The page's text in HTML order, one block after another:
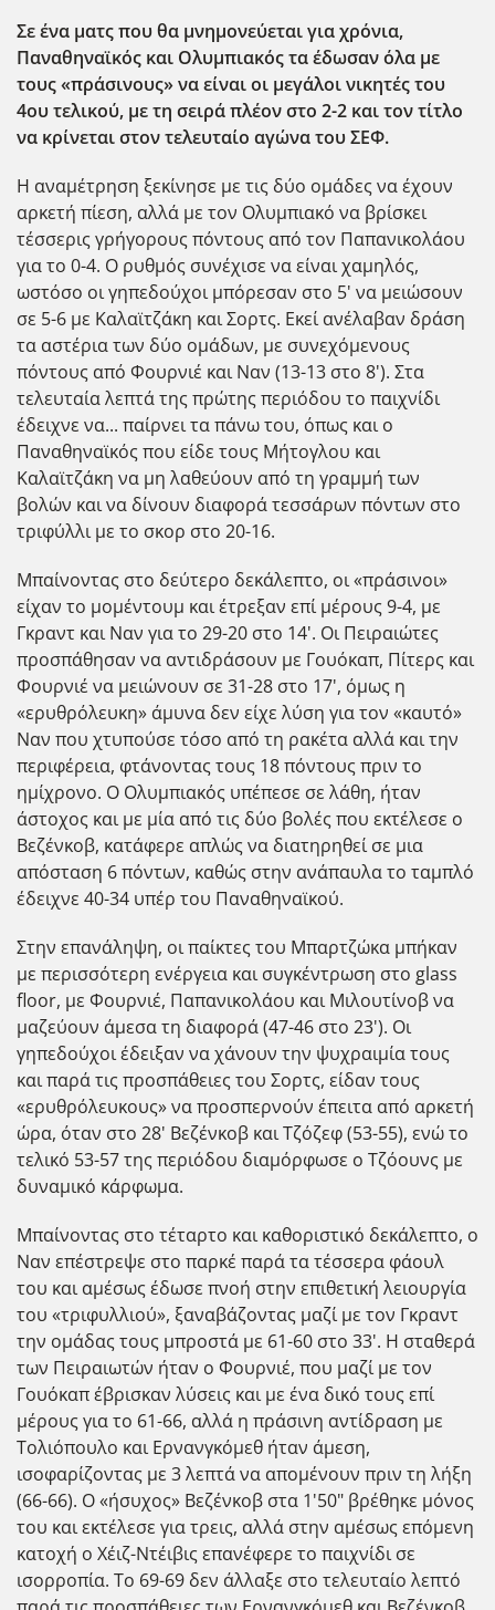
Σε ένα ματς που θα μνημονεύεται για χρόνια,
Παναθηναϊκός και Ολυμπιακός τα έδωσαν όλα με
τους «πράσινους» να είναι οι μεγάλοι νικητές του
4ου τελικού, με τη σειρά πλέον στο 2-2 και τον τίτλο
να κρίνεται στον τελευταίο αγώνα του ΣΕΦ.
Η αναμέτρηση ξεκίνησε με τις δύο ομάδες να έχουν
αρκετή πίεση, αλλά με τον Ολυμπιακό να βρίσκει
τέσσερις γρήγορους πόντους από τον Παπανικολάου
για το 0-4. Ο ρυθμός συνέχισε να είναι χαμηλός,
ωστόσο οι γηπεδούχοι μπόρεσαν στο 5' να μειώσουν
σε 5-6 με Καλαϊτζάκη και Σορτς. Εκεί ανέλαβαν δράση
τα αστέρια των δύο ομάδων, με συνεχόμενους
πόντους από Φουρνιέ και Ναν (13-13 στο 8'). Στα
τελευταία λεπτά της πρώτης περιόδου το παιχνίδι
έδειχνε να... παίρνει τα πάνω του, όπως και ο
Παναθηναϊκός που είδε τους Μήτογλου και
Καλαϊτζάκη να μη λαθεύουν από τη γραμμή των
βολών και να δίνουν διαφορά τεσσάρων πόντων στο
τριφύλλι με το σκορ στο 20-16.
Μπαίνοντας στο δεύτερο δεκάλεπτο, οι «πράσινοι»
είχαν το μομέντουμ και έτρεξαν επί μέρους 9-4, με
Γκραντ και Ναν για το 29-20 στο 14'. Οι Πειραιώτες
προσπάθησαν να αντιδράσουν με Γουόκαπ, Πίτερς και
Φουρνιέ να μειώνουν σε 31-28 στο 17', όμως η
«ερυθρόλευκη» άμυνα δεν είχε λύση για τον «καυτό»
Ναν που χτυπούσε τόσο από τη ρακέτα αλλά και την
περιφέρεια, φτάνοντας τους 18 πόντους πριν το
ημίχρονο. Ο Ολυμπιακ΄ος υπέπεσε σε λάθη, ήταν
άστοχος και με μία από τις δύο βολές που εκτέλεσε ο
Βεζένκοβ, κατάφερε απλώς να διατηρηθεί σε μια
απόσταση 6 πόντων, καθώς στην ανάπαυλα το ταμπλό
έδειχνε 40-34 υπέρ του Παναθηναϊκού.
Στην επανάληψη, οι παίκτες του Μπαρτζώκα μπήκαν
με περισσότερη ενέργεια και συγκέντρωση στο glass
floor, με Φουρνιέ, Παπανικολάου και Μιλουτίνοβ να
μαζεύουν άμεσα τη διαφορά (47-46 στο 23'). Οι
γηπεδούχοι έδειξαν να χάνουν την ψυχραιμία τους
και παρά τις προσπάθειες του Σορτς, είδαν τους
«ερυθρόλευκους» να προσπερνούν έπειτα από αρκετή
ώρα, όταν στο 28' Βεζένκοβ και Τζόζεφ (53-55), ενώ το
τελικό 53-57 της περιόδου διαμόρφωσε ο Τζόουνς με
δυναμικό κάρφωμα.
Μπαίνοντας στο τέταρτο και καθοριστικό δεκάλεπτο, ο
Ναν επέστρεψε στο παρκέ παρά τα τέσσερα φάουλ
του και αμέσως έδωσε πνοή στην επιθετική λειουργία
του «τριφυλλιού», ξαναβάζοντας μαζί με τον Γκραντ
την ομάδας τους μπροστά με 61-60 στο 33'. Η σταθερά
των Πειραιωτών ήταν ο Φουρνιέ, που μαζί με τον
Γουόκαπ έβρισκαν λύσεις και με ένα δικό τους επί
μέρους για το 61-66, αλλά η πράσινη αντίδραση με
Τολιόπουλο και Ερνανγκόμεθ ήταν άμεση,
ισοφαρίζοντας με 3 λεπτά να απομένουν πριν τη λήξη
(66-66). Ο «ήσυχος» Βεζένκοβ στα 1'50" βρέθηκε μόνος
του και εκτέλεσε για τρεις, αλλά στην αμέσως επόμενη
κατοχή ο Χέιζ-Ντέιβις επανέφερε το παιχνίδι σε
ισορροπία. Το 69-69 δεν άλλαξε στο τελευταίο λεπτό